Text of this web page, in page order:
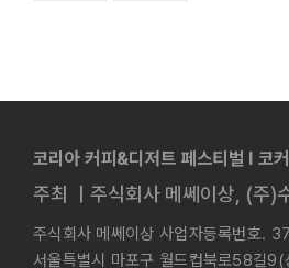
코리아 커피&디저트 페스티벌 l 코
주최 ㅣ주식회사 메쎄이상, (주)
주식회사 메쎄이상 사업자등록번호.
서울특별시 마포구 월드컵북로58길9(